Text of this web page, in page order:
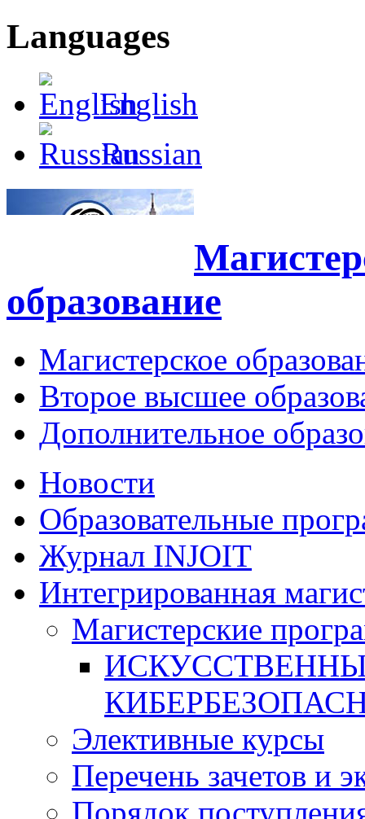
Languages
English
Russian
образование
Магистерское
Второе высшее
Дополнительное
Новости
Образовательные
Журнал INJOIT
Интегрированная
Магистерские
Элективные курсы
Перечень зачетов и
Порядок